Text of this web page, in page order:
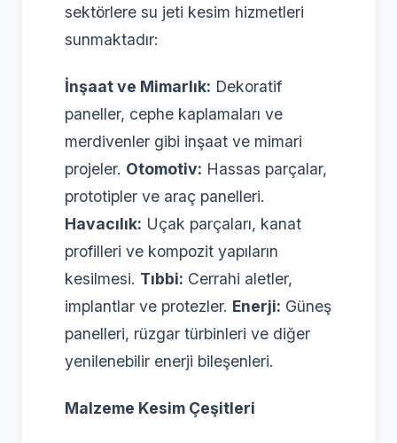
sektörlere su jeti kesim hizmetleri
sunmaktadır:
İnşaat ve Mimarlık: Dekoratif
paneller, cephe kaplamaları ve
merdivenler gibi inşaat ve mimari
projeler. Otomotiv: Hassas parçalar,
prototipler ve araç panelleri.
Havacılık: Uçak parçaları, kanat
profilleri ve kompozit yapıların
kesilmesi. Tıbbi: Cerrahi aletler,
implantlar ve protezler. Enerji: Güneş
panelleri, rüzgar türbinleri ve diğer
yenilenebilir enerji bileşenleri.
Malzeme Kesim Çeşitleri